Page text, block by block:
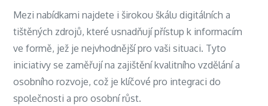
Mezi nabídkami najdete i širokou škálu digitálních a
tištěných zdrojů, které usnadňují přístup k informacím
ve formě, jež je nejvhodnější pro vaši situaci. Tyto
iniciativy se zaměřují na zajištění kvalitního vzdělání a
osobního rozvoje, což je klíčové pro integraci do
společnosti a pro osobní růst.